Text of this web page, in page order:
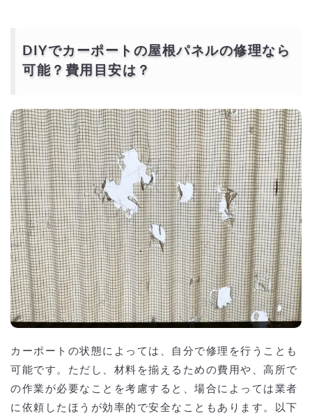
DIYでカーポートの屋根パネルの修理なら
可能？費用目安は？
カーポートの状態によっては、自分で修理を行うことも
可能です。ただし、材料を揃えるための費用や、高所で
の作業が必要なことを考慮すると、場合によっては業者
に依頼したほうが効率的で安全なこともあります。以下